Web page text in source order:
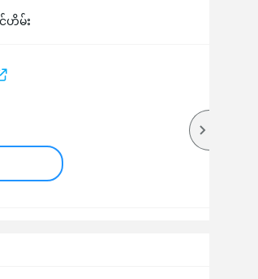
ဟိမ်း